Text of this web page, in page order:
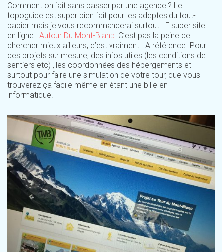
Comment on fait sans passer par une agence ? Le
topoguide est super bien fait pour les adeptes du tout-
papier mais je vous recommanderai surtout LE super site
en ligne : Autour Du Mont-Blanc. C’est pas la peine de
chercher mieux ailleurs, c’est vraiment LA référence. Pour
des projets sur mesure, des infos utiles (les conditions de
sentiers etc) , les coordonnées des hébergements et
surtout pour faire une simulation de votre tour, que vous
trouverez ça facile même en étant une bille en
informatique.